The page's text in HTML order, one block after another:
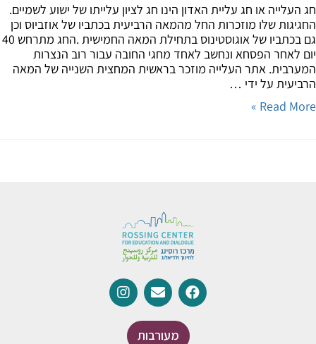
או חג עליית האדון הינו חג לציון עלייתו של ישוע לשמיים.
שלו מוזכרות החל מהמאה הרביעית בכתביו של אוזביוס וכן
גם בכתביו של אוגוסטינוס בתחילת המאה החמישית .החג מתרחש 40
לאחר הפסחא ונחשב לאחד מחגי החובה עבור רוב הנצרות
אתר העלייה מוזכר בראשית המחצית השנייה של המאה
על ידי …
Read
מעורבות